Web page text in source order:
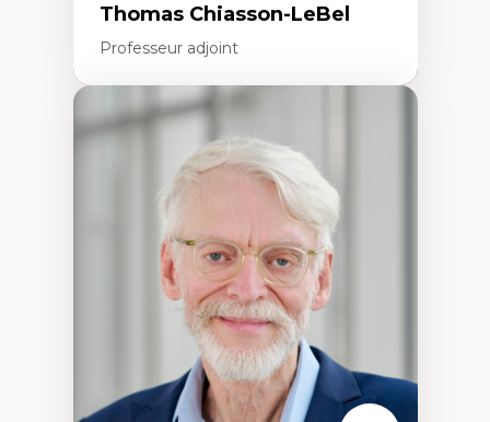
Thomas Chiasson-LeBel
Professeur adjoint
Expertises
Théories du développement
Économie politique comparée
Élites économiques
Sociologie économique
Extractivisme
Classes sociales
Mouvements sociaux
Théories de l’État